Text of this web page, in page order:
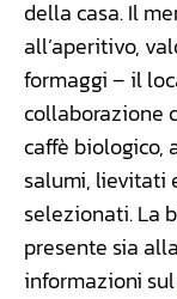
della casa. Il
all’aperitivo,
formaggi – il
collaborazione
caffè biologico,
salumi, lievitati
selezionati. La
presente sia
informazioni sul